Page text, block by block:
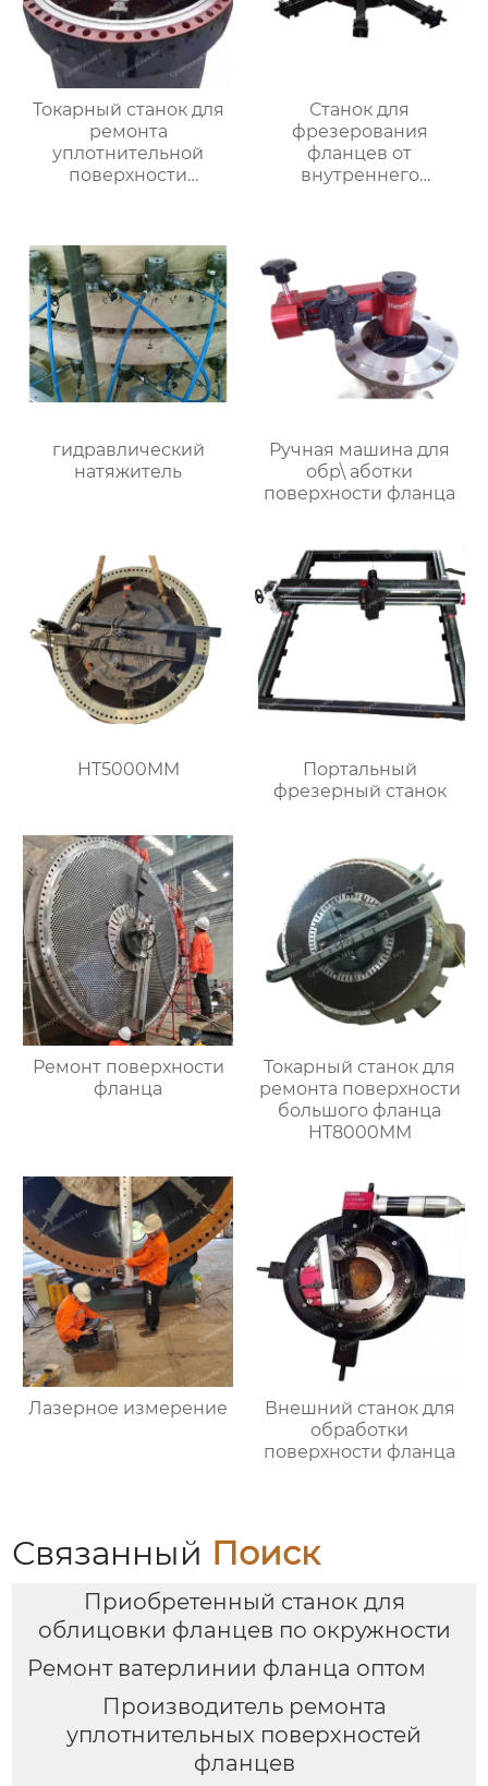
Токарный станок для
ремонта
уплотнительной
поверхности
Станок для
фрезерования
фланцев от
внутреннего
гидравлический
натяжитель
Ручная машина для
обр\ аботки
поверхности фланца
HT5000MM
Портальный
фрезерный станок
Ремонт поверхности
фланца
Токарный станок для
ремонта поверхности
большого фланца
HT8000MM
Лазерное измерение
Внешний станок для
обработки
поверхности фланца
Связанный Поиск
Приобретенный станок для
облицовки фланцев по окружности
Ремонт ватерлинии фланца оптом
Производитель ремонта
уплотнительных поверхностей
фланцев